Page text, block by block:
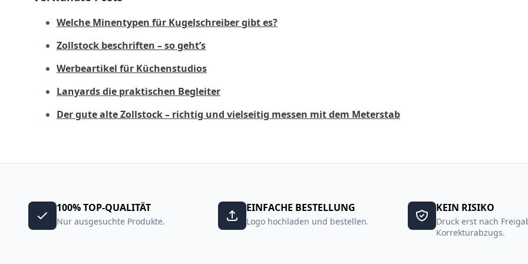
Welche Minentypen für Kugelschreiber gibt es?
Zollstock beschriften – so geht’s
Werbeartikel für Küchenstudios
Lanyards die praktischen Begleiter
Der gute alte Zollstock – richtig und vielseitig messen mit dem Meterstab
100% TOP-QUALITÄT
Nur ausgesuchte Produkte.
EINFACHE BESTELLUNG
Logo hochladen und bestellen.
KEIN RISIKO
Druck erst nach
Korrekturabzugs.